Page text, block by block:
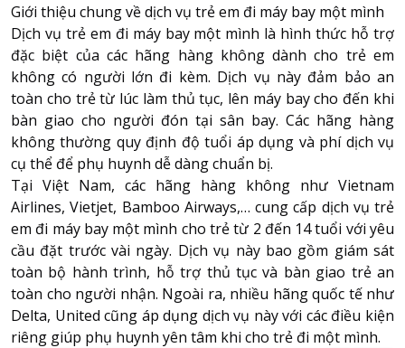
Terms of Use
Privacy Policy
About HappyBook
About us
News
Contact us
Giới thiệu chung về dịch vụ trẻ em đi máy bay một mình
Dịch vụ trẻ em đi máy bay một mình là hình thức hỗ trợ
đặc biệt của các hãng hàng không dành cho trẻ em
không có người lớn đi kèm. Dịch vụ này đảm bảo an
toàn cho trẻ từ lúc làm thủ tục, lên máy bay cho đến khi
bàn giao cho người đón tại sân bay. Các hãng hàng
không thường quy định độ tuổi áp dụng và phí dịch vụ
cụ thể để phụ huynh dễ dàng chuẩn bị.
Tại Việt Nam, các hãng hàng không như Vietnam
Airlines, Vietjet, Bamboo Airways,… cung cấp dịch vụ trẻ
em đi máy bay một mình cho trẻ từ 2 đến 14 tuổi với yêu
cầu đặt trước vài ngày. Dịch vụ này bao gồm giám sát
toàn bộ hành trình, hỗ trợ thủ tục và bàn giao trẻ an
toàn cho người nhận. Ngoài ra, nhiều hãng quốc tế như
Delta, United cũng áp dụng dịch vụ này với các điều kiện
riêng giúp phụ huynh yên tâm khi cho trẻ đi một mình.